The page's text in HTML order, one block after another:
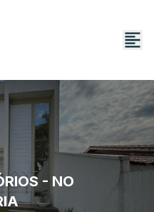
- NO